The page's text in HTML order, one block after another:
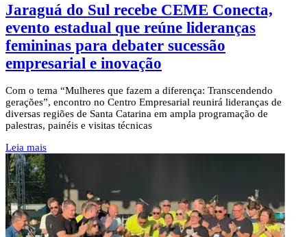
Jaraguá do Sul recebe CEME Conecta,
evento estadual que reúne lideranças
femininas para debater sucessão
empresarial e inovação
Com o tema “Mulheres que fazem a diferença: Transcendendo
gerações”, encontro no Centro Empresarial reunirá lideranças de
diversas regiões de Santa Catarina em ampla programação de
palestras, painéis e visitas técnicas
Leia mais